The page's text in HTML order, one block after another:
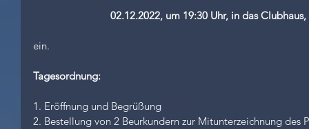
02.12.2022, um 19:30 Uhr, in das
ein.
Tagesordnung:
1. Eröffnung und Begrüßung
2. Bestellung von 2 Beurkundern zur Mitunterzeichnung des